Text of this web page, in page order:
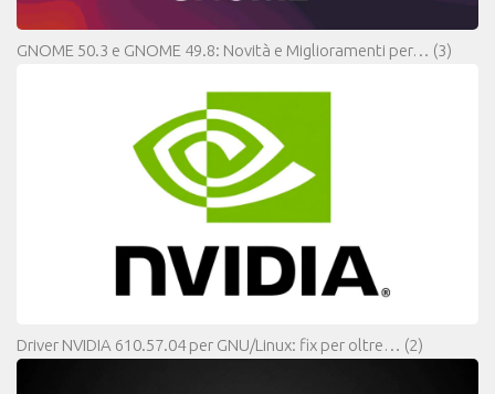
GNOME 50.3 e GNOME 49.8: Novità e Miglioramenti per… (3)
Driver NVIDIA 610.57.04 per GNU/Linux: fix per oltre… (2)